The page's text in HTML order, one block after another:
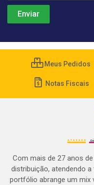
Meus Pedidos
Notas Fiscais
Com mais de 27 anos
distribuição, atendendo
portfólio abrange um mix